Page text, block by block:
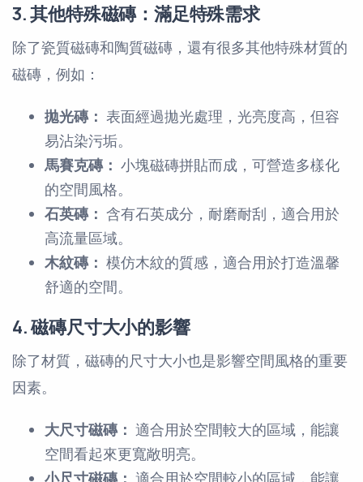
3. 其他特殊磁磚：滿足特殊需求
除了瓷質磁磚和陶質磁磚，還有很多其他特殊材質的
磁磚，例如：
拋光磚： 表面經過拋光處理，光亮度高，但容
易沾染污垢。
馬賽克磚： 小塊磁磚拼貼而成，可營造多樣化
的空間風格。
石英磚： 含有石英成分，耐磨耐刮，適合用於
高流量區域。
木紋磚： 模仿木紋的質感，適合用於打造溫馨
舒適的空間。
4. 磁磚尺寸大小的影響
除了材質，磁磚的尺寸大小也是影響空間風格的重要
因素。
大尺寸磁磚： 適合用於空間較大的區域，能讓
空間看起來更寬敞明亮。
小尺寸磁磚： 適合用於空間較小的區域，能讓